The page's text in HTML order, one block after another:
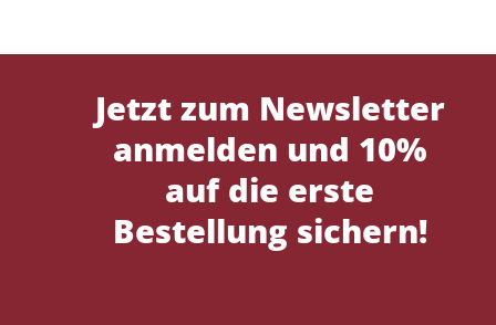
Jetzt zum Newsletter
anmelden und 10%
auf die erste
Bestellung sichern!